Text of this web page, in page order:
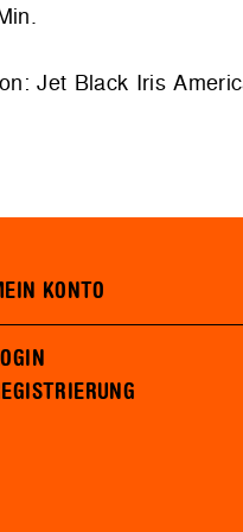
Jet Black Iris
KONTO